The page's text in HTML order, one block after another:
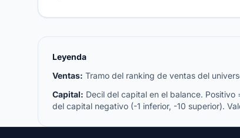
Leyenda
Ventas: Tramo del ranking de ventas del
Capital: Decil del capital en el balance.
del capital negativo (-1 inferior, -10 superior).